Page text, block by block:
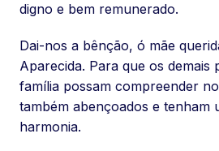
digno e bem remunerado.
Dai-nos a bênção, ó mãe
Aparecida. Para que os demais
família possam compreender
também abençoados e tenham
harmonia.